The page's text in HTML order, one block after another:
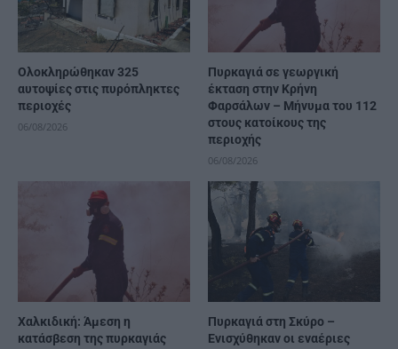
Ολοκληρώθηκαν 325
αυτοψίες στις πυρόπληκτες
περιοχές
06/08/2026
Πυρκαγιά σε γεωργική
έκταση στην Κρήνη
Φαρσάλων – Μήνυμα του 112
στους κατοίκους της
περιοχής
06/08/2026
Χαλκιδική: Άμεση η
κατάσβεση της πυρκαγιάς
Πυρκαγιά στη Σκύρο –
Ενισχύθηκαν οι εναέριες